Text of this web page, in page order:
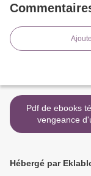
Pdf de ebooks
Hébergé par